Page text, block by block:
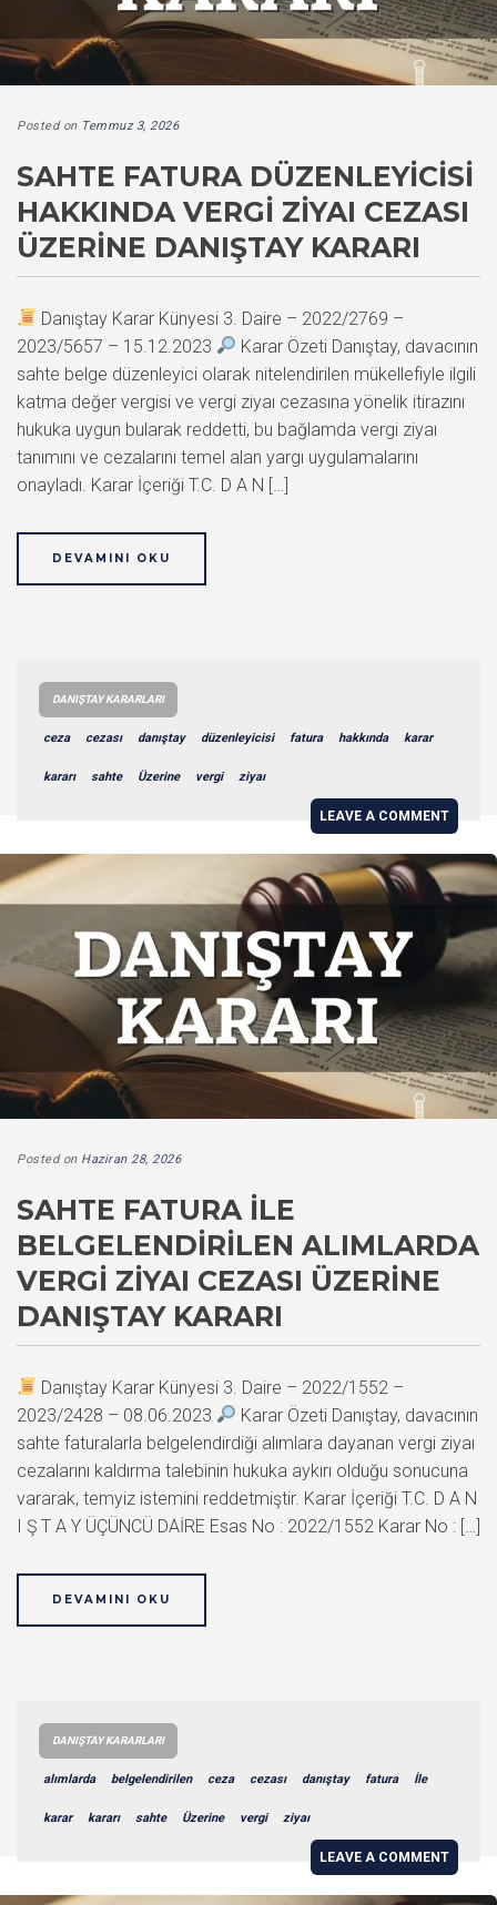
Posted on Temmuz 3, 2026
SAHTE FATURA DÜZENLEYICISI
HAKKINDA VERGI ZIYAI CEZASI
ÜZERINE DANIŞTAY KARARI
Danıştay Karar Künyesi 3. Daire – 2022/2769 –
2023/5657 – 15.12.2023
Karar Özeti Danıştay, davacının
sahte belge düzenleyici olarak nitelendirilen mükellefiyle ilgili
katma değer vergisi ve vergi ziyaı cezasına yönelik itirazını
hukuka uygun bularak reddetti, bu bağlamda vergi ziyaı
tanımını ve cezalarını temel alan yargı uygulamalarını
onayladı. Karar İçeriği T.C. D A N […]
DEVAMINI OKU
DANIŞTAY KARARLARI
ceza cezası danıştay düzenleyicisi fatura hakkında karar
kararı sahte Üzerine vergi ziyaı
LEAVE A COMMENT
Posted on Haziran 28, 2026
SAHTE FATURA İLE
BELGELENDIRILEN ALIMLARDA
VERGI ZIYAI CEZASI ÜZERINE
DANIŞTAY KARARI
Danıştay Karar Künyesi 3. Daire – 2022/1552 –
2023/2428 – 08.06.2023
Karar Özeti Danıştay, davacının
sahte faturalarla belgelendirdiği alımlara dayanan vergi ziyaı
cezalarını kaldırma talebinin hukuka aykırı olduğu sonucuna
vararak, temyiz istemini reddetmiştir. Karar İçeriği T.C. D A N
I Ş T A Y ÜÇÜNCÜ DAİRE Esas No : 2022/1552 Karar No : […]
DEVAMINI OKU
DANIŞTAY KARARLARI
alımlarda belgelendirilen ceza cezası danıştay fatura İle
karar kararı sahte Üzerine vergi ziyaı
LEAVE A COMMENT